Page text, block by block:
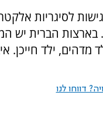
לסיגריות
בארצות הברית יש
מדהים, ילד חייכן.
דווחו לנו